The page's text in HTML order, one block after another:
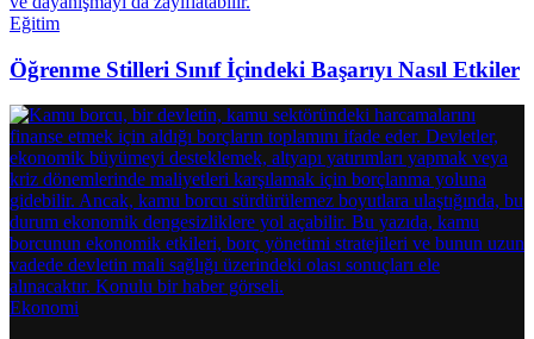
Eğitim
Öğrenme Stilleri Sınıf İçindeki Başarıyı Nasıl Etkiler
Ekonomi